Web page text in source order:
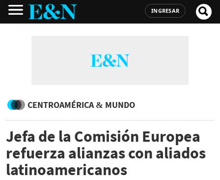
INGRESAR
CENTROAMÉRICA & MUNDO
Jefa de la Comisión Europea
refuerza alianzas con aliados
latinoamericanos